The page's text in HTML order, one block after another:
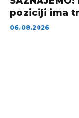
poziciji ima
06.08.2026